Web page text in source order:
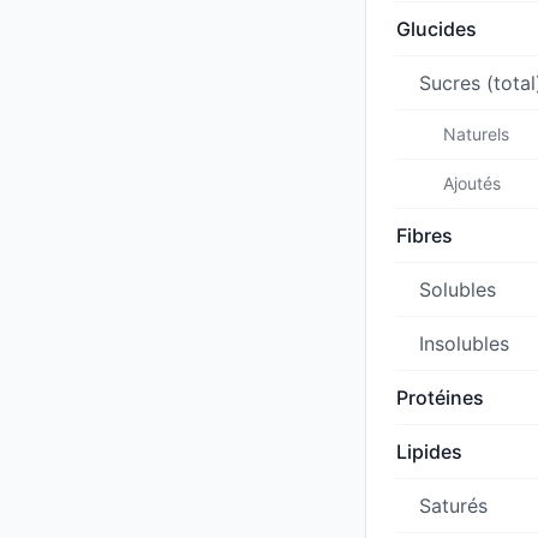
Glucides
Sucres
Naturels
Ajoutés
Fibres
Solubles
Insolubles
Protéines
Lipides
Saturés